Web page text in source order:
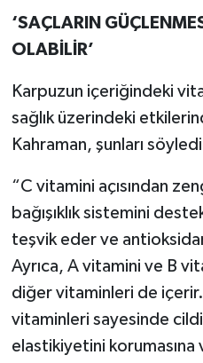
‘SAÇLARIN
OLABİLİR’
Karpuzun içeriğindeki
sağlık üzerindeki
Kahraman, şunları
“C vitamini açısından
bağışıklık sistemini
teşvik eder ve
Ayrıca, A vitamini ve B
diğer vitaminleri de
vitaminleri sayesinde
elastikiyetini korumasına